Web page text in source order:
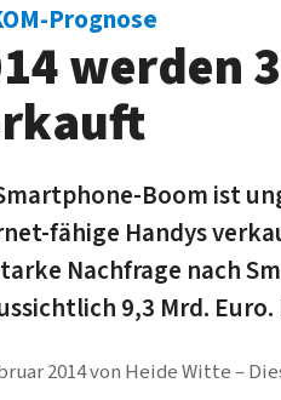
Prognose
werden
Boom ist
fähige Handys
Nachfrage nach
9,3 Mrd.
2014von Heide Witte